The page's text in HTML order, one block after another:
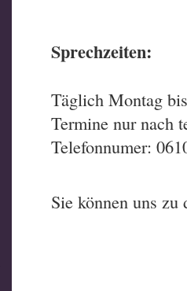
Sprechzeiten:
Täglich Montag
Termine nur nach
Telefonnumer:
Sie können uns zu